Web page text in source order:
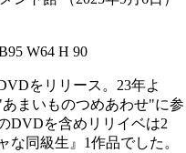
W64 H 90
をリリース。23年よ
まいものつめあわせ"に参
DVDを含めリリイベは2
な同級生』1作品でした。